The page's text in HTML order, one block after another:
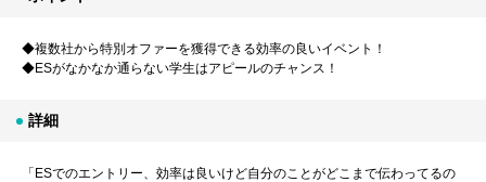
◆複数社から特別オファーを獲得できる効率の良いイベント！
◆ESがなかなか通らない学生はアピールのチャンス！
詳細
「ESでのエントリー、効率は良いけど自分のことがどこまで伝わってるの